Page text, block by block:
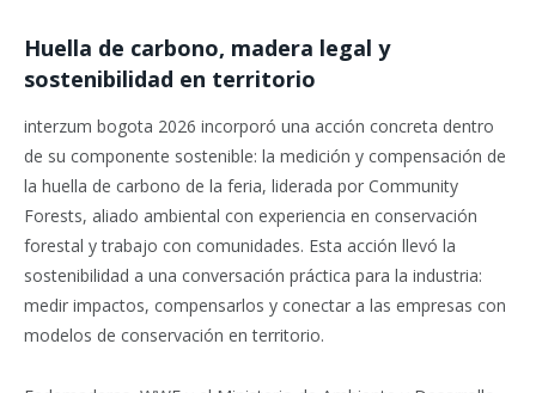
Huella de carbono, madera legal y
sostenibilidad en territorio
interzum bogota 2026 incorporó una acción concreta dentro
de su componente sostenible: la medición y compensación de
la huella de carbono de la feria, liderada por Community
Forests, aliado ambiental con experiencia en conservación
forestal y trabajo con comunidades. Esta acción llevó la
sostenibilidad a una conversación práctica para la industria:
medir impactos, compensarlos y conectar a las empresas con
modelos de conservación en territorio.